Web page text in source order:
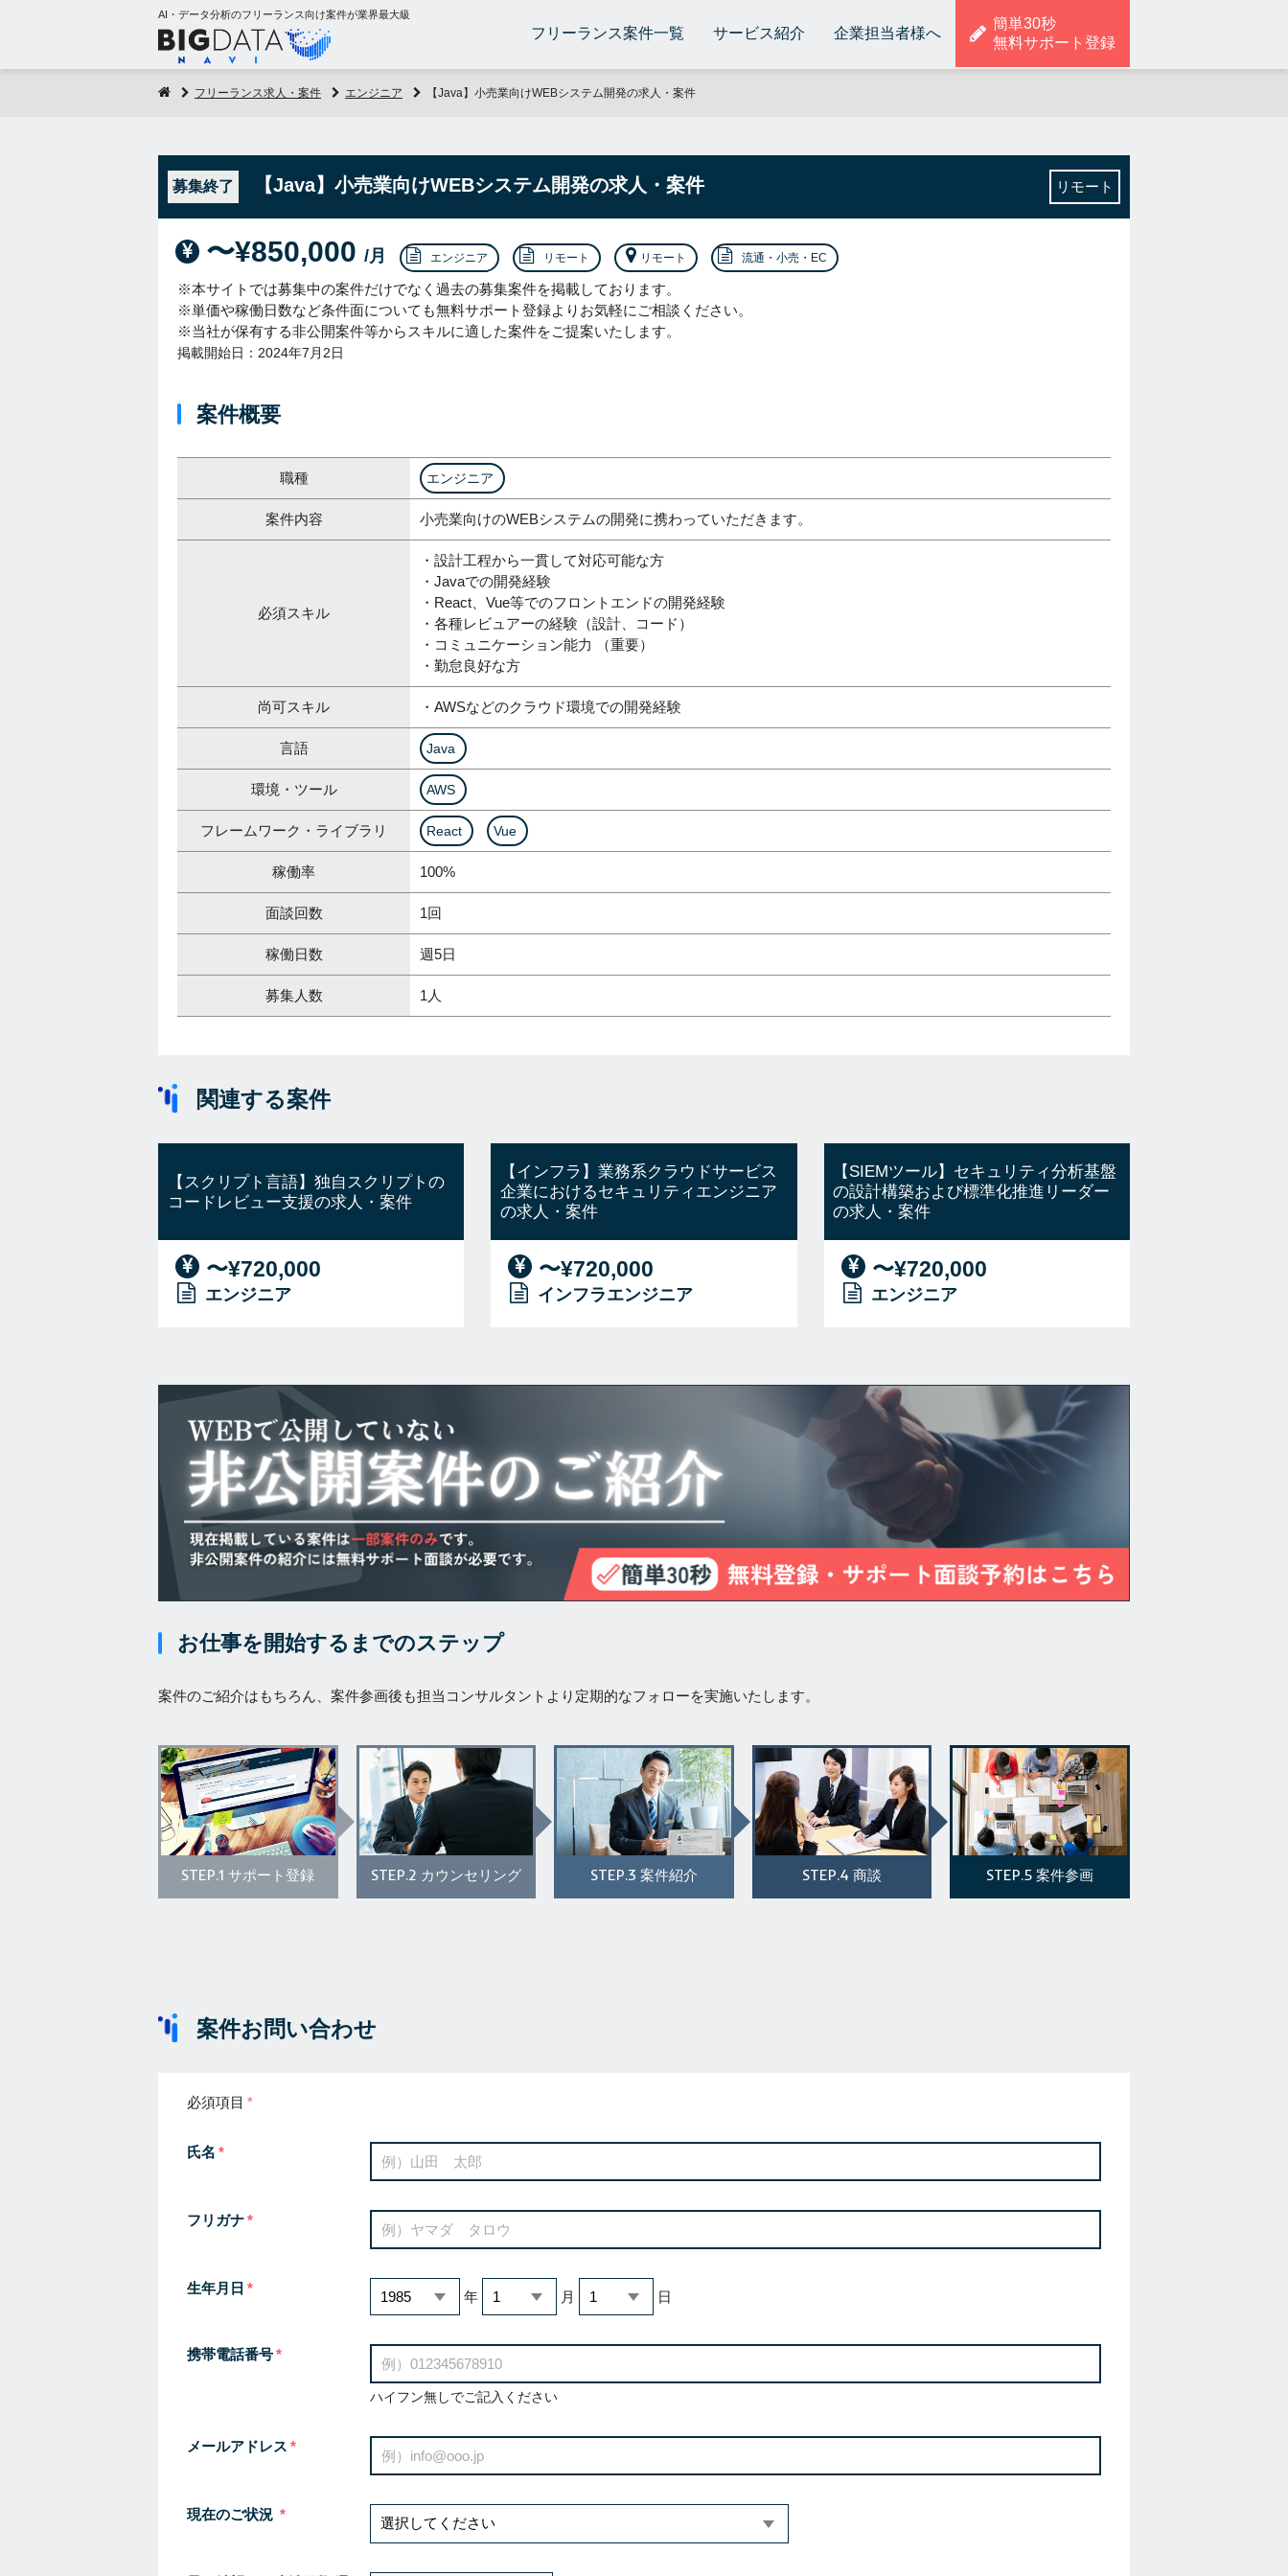
AI・データ分析のフリーランス向け案件が業界最大級
フリーランス案件一覧 サービス紹介 企業担当者様へ
簡単30秒
無料サポート登録
フリーランス求人・案件 エンジニア 【Java】小売業向けWEBシステム開発の求人・案件
募集終了 【Java】小売業向けWEBシステム開発の求人・案件 リモート
〜¥850,000 /月 エンジニア リモート リモート 流通・小売・EC
※本サイトでは募集中の案件だけでなく過去の募集案件を掲載しております。
※単価や稼働日数など条件面についても無料サポート登録よりお気軽にご相談ください。
※当社が保有する非公開案件等からスキルに適した案件をご提案いたします。
掲載開始日：2024年7月2日
案件概要
職種 エンジニア
案件内容 小売業向けのWEBシステムの開発に携わっていただきます。
必須スキル
・設計工程から一貫して対応可能な方
・Javaでの開発経験
・React、Vue等でのフロントエンドの開発経験
・各種レビュアーの経験（設計、コード）
・コミュニケーション能力 （重要）
・勤怠良好な方
尚可スキル ・AWSなどのクラウド環境での開発経験
言語 Java
環境・ツール AWS
フレームワーク・ライブラリ React Vue
稼働率 100%
面談回数 1回
稼働日数 週5日
募集人数 1人
関連する案件
【スクリプト言語】独自スクリプトの
コードレビュー支援の求人・案件
〜¥720,000
エンジニア
【インフラ】業務系クラウドサービス
企業におけるセキュリティエンジニア
の求人・案件
〜¥720,000
インフラエンジニア
【SIEMツール】セキュリティ分析基盤
の設計構築および標準化推進リーダー
の求人・案件
〜¥720,000
エンジニア
お仕事を開始するまでのステップ
案件のご紹介はもちろん、案件参画後も担当コンサルタントより定期的なフォローを実施いたします。
STEP.1 サポート登録 STEP.2 カウンセリング STEP.3 案件紹介 STEP.4 商談 STEP.5 案件参画
案件お問い合わせ
必須項目
氏名
フリガナ
生年月日
年 月 日
携帯電話番号
ハイフン無しでご記入ください
メールアドレス
現在のご状況